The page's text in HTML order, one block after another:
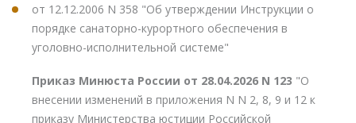
от 12.12.2006 N 358 "Об утверждении Инструкции о
порядке санаторно-курортного обеспечения в
уголовно-исполнительной системе"
Приказ Минюста России от 28.04.2026 N 123 "О
внесении изменений в приложения N N 2, 8, 9 и 12 к
приказу Министерства юстиции Российской